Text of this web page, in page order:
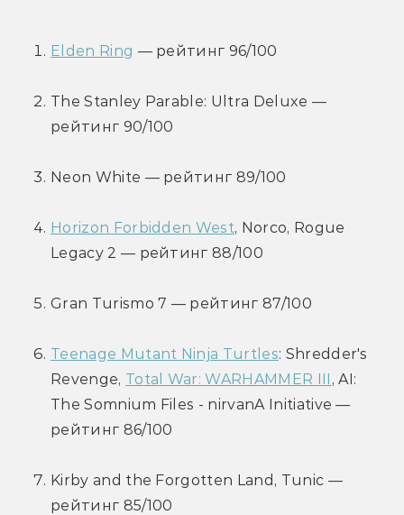
Elden Ring — рейтинг 96/100
The Stanley Parable: Ultra Deluxe —
рейтинг 90/100
Neon White — рейтинг 89/100
Horizon Forbidden West, Norco, Rogue
Legacy 2 — рейтинг 88/100
Gran Turismo 7 — рейтинг 87/100
Teenage Mutant Ninja Turtles: Shredder's
Revenge, Total War: WARHAMMER III , AI:
The Somnium Files - nirvanA Initiative —
рейтинг 86/100
Kirby and the Forgotten Land, Tunic —
рейтинг 85/100